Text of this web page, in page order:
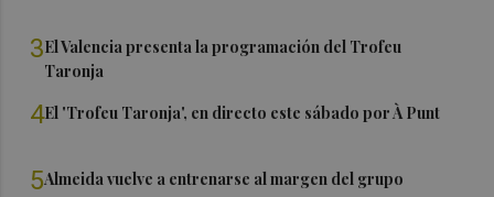
3El Valencia presenta la programación del Trofeu
Taronja
4El 'Trofeu Taronja', en directo este sábado por À Punt
5Almeida vuelve a entrenarse al margen del grupo